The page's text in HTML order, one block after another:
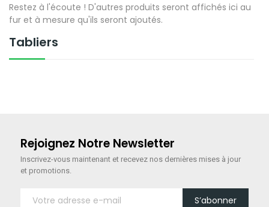
Tabliers
Restez à l'écoute ! D'autres produits seront affichés ici au
fur et à mesure qu'ils seront ajoutés.
Rejoignez Notre Newsletter
Inscrivez-vous maintenant et recevez nos dernières mises à jour
et promotions.
S’abonner